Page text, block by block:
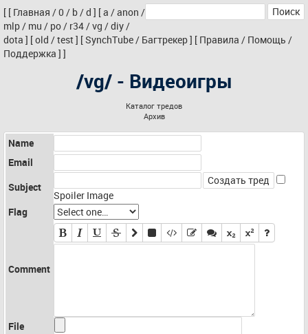
[ [ Главная /0 / b/d ] [a /anon /
mlp/ mu / po/ r34/vg /diy/
dota ] [old /test] [SynchTube/ Багтрекер] [ Правила / Помощь /
Поддержка ] ]
/vg/ - Видеоигры
Каталог тредов
Архив
Name
Email
Subject
Spoiler Image
Flag
Comment
File